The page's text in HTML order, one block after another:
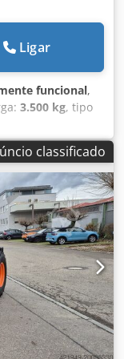
Ligar
funcional,
3.500 kg, tipo
Diesel,
Novo Tipo de
dianteiros:
traseiros
Certificado CE,
com apoio de
de
atrás - Botão de
Suporte de colina
negativo -
inclinação e
de todas as
de avanço -
classificado